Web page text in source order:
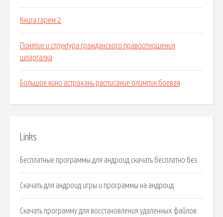
Книга гарем 2
Понятие и структура гражданского правоотношения
шпаргалка
Большое кино астрахань расписание олимпик боевая
Links
Бесплатные программы для андроид скачать бесплатно без.
Скачать для андроид игры и программы на андроид.
Скачать программу для восстановления удаленных файлов.